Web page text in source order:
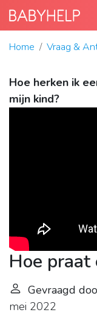
Home Vraag &
Hoe herken ik
mijn kind?
Hoe praat
Gevraagd
mei 2022